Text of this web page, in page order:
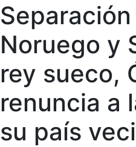
Noruego y
rey sueco,
renuncia a
su país